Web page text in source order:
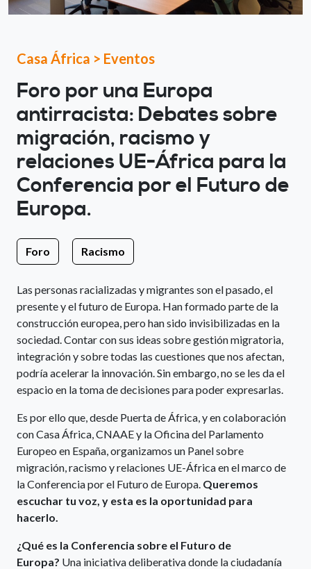
Casa África > Eventos
Foro por una Europa
antirracista: Debates sobre
migración, racismo y
relaciones UE-África para la
Conferencia por el Futuro de
Europa.
Foro Racismo
Las personas racializadas y migrantes son el pasado, el
presente y el futuro de Europa. Han formado parte de la
construcción europea, pero han sido invisibilizadas en la
sociedad. Contar con sus ideas sobre gestión migratoria,
integración y sobre todas las cuestiones que nos afectan,
podría acelerar la innovación. Sin embargo, no se les da el
espacio en la toma de decisiones para poder expresarlas.
Es por ello que, desde Puerta de África, y en colaboración
con Casa África, CNAAE y la Oficina del Parlamento
Europeo en España, organizamos un Panel sobre
migración, racismo y relaciones UE-África en el marco de
la Conferencia por el Futuro de Europa. Queremos
escuchar tu voz, y esta es la oportunidad para
hacerlo.
¿Qué es la Conferencia sobre el Futuro de
Europa? Una iniciativa deliberativa donde la ciudadanía